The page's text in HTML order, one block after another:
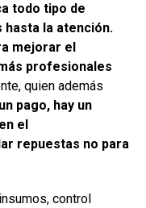
todo tipo de
la atención.
mejorar el
profesionales
quien además
pago, hay un
el
repuestas no para
control